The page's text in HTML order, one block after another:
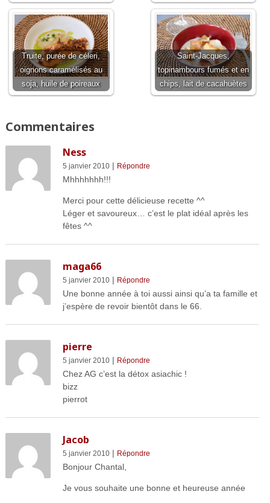
Truite, purée de céleri,
oignons caramélisés au
soja, huile de poireaux
Saint-Jacques,
topinambours fumés et en
chips, lait de cacahuètes
Commentaires
Ness
5 janvier 2010| Répondre
Mhhhhhhh!!!
Merci pour cette délicieuse recette ^^
Léger et savoureux… c’est le plat idéal après les
fêtes ^^
maga66
5 janvier 2010| Répondre
Une bonne année à toi aussi ainsi qu’a ta famille et
j’espère de revoir bientôt dans le 66.
pierre
5 janvier 2010| Répondre
Chez AG c’est la détox asiachic !
bizz
pierrot
Jacob
5 janvier 2010| Répondre
Bonjour Chantal,
Je vous souhaite une bonne et heureuse année